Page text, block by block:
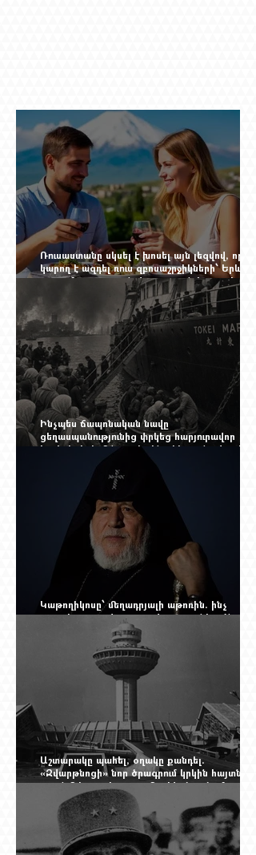
Ռուսաստանը սկսել է խոսել այն լեզվով, որը
կարող է ազդել ռուս զբոսաշրջիկների՝ Երևան
գալու մտադրության վրա. որքան կարող է
խորանալ հայ-ռուսական ճգնաժամը
Ինչպես ճապոնական նավը
ցեղասպանությունից փրկեց հարյուրավոր
հայերի, իսկ մենք չգիտենք հերոս նավապետի
անունը՝ Սաձո Հիբիի
Կաթողիկոսը՝ մեղադրյալի աթոռին. ինչ
սպասել այսօրվա դատավարությունից: Yerevan
Online Mag.-ի մեծ ռեպորտաժը
Աշտարակը պահել, օղակը քանդել.
«Զվարթնոցի» նոր ծրագրում կրկին հայտնվել
տասնմեկ տարի առաջ մերժված լուծումը:
Yerevan Online Mag.-ի մեծ ռեպորտաժը